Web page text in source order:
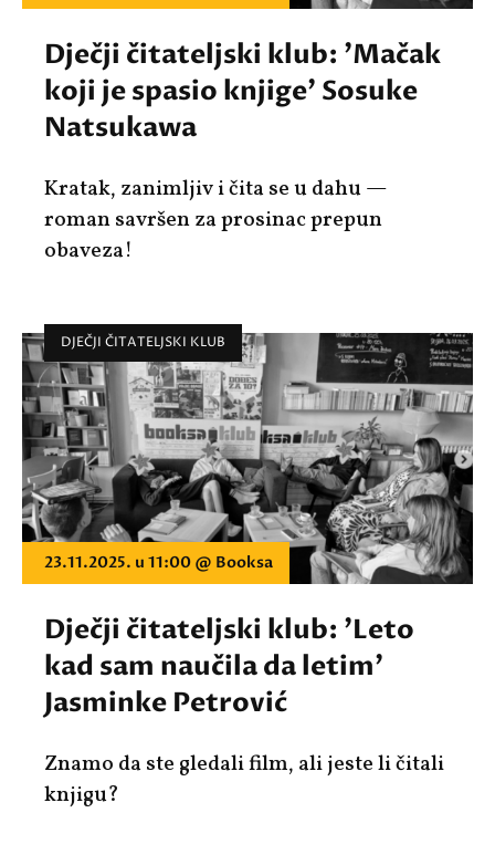
Dječji čitateljski klub: 'Mačak
koji je spasio knjige' Sosuke
Natsukawa
Kratak, zanimljiv i čita se u dahu —
roman savršen za prosinac prepun
obaveza!
DJEČJI ČITATELJSKI KLUB
23.11.2025. u 11:00 @ Booksa
Dječji čitateljski klub: 'Leto
kad sam naučila da letim'
Jasminke Petrović
Znamo da ste gledali film, ali jeste li čitali
knjigu?